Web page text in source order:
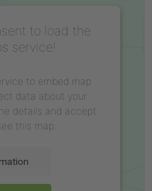
to load the
service!
to embed map
data about your
details and accept
this map.